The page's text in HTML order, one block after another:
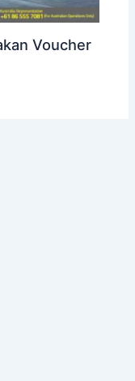
Voucher